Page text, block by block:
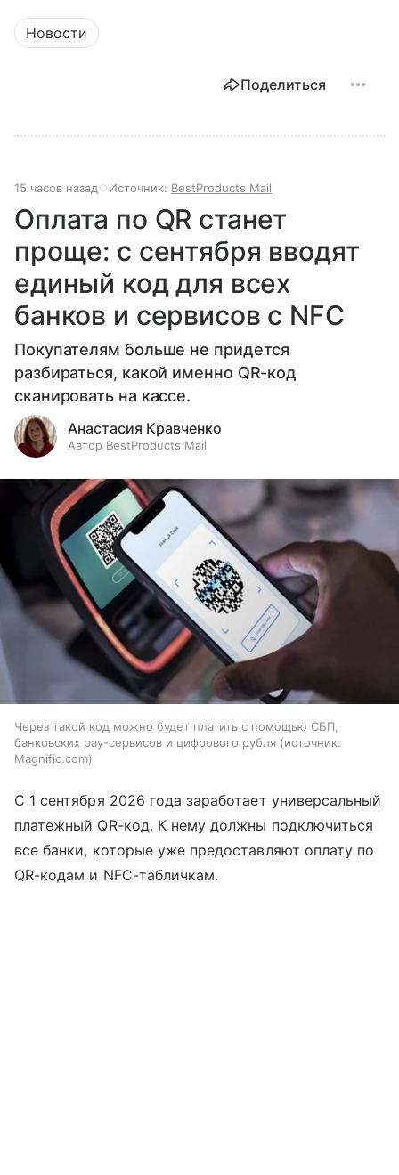
Новости
Поделиться
15 часов назад Источник: BestProducts Mail
Оплата по QR станет
проще: с сентября вводят
единый код для всех
банков и сервисов с NFC
Покупателям больше не придется
разбираться, какой именно QR-код
сканировать на кассе.
Анастасия Кравченко
Автор BestProducts Mail
Через такой код можно будет платить с помощью СБП,
банковских pay-сервисов и цифрового рубля
источник:
Magnific.com
С 1 сентября 2026 года заработает универсальный
платежный QR-код. К нему должны подключиться
все банки, которые уже предоставляют оплату по
QR-кодам и NFC-табличкам.